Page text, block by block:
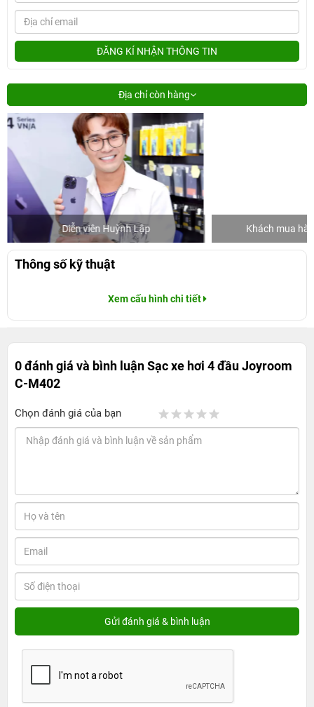
ĐĂNG KÍ NHẬN THÔNG TIN
Địa chỉ còn hàng
Diễn viên Huỳnh Lập Khách mua
Thông số kỹ thuật
Xem cấu hình chi tiết
0 đánh giá và bình luậnSạc xe hơi 4 đầu Joyroom
C-M402
Chọn đánh giá của bạn